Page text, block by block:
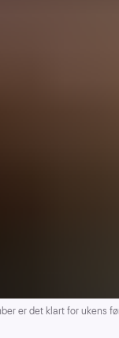
er det klart for ukens